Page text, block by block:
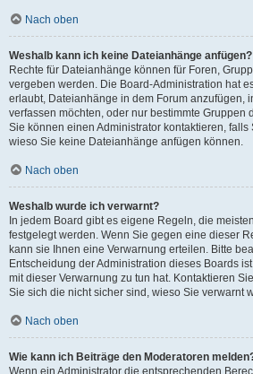
Nach oben
Weshalb kann ich keine Dateianhänge anfügen?
Rechte für Dateianhänge können für Foren,
vergeben werden. Die Board-Administration hat
erlaubt, Dateianhänge in dem Forum anzufügen,
verfassen möchten, oder nur bestimmte Gruppen
Sie können einen Administrator kontaktieren,
wieso Sie keine Dateianhänge anfügen können.
Nach oben
Weshalb wurde ich verwarnt?
In jedem Board gibt es eigene Regeln, die
festgelegt werden. Wenn Sie gegen eine dieser
kann sie Ihnen eine Verwarnung erteilen. Bitte
Entscheidung der Administration dieses Boards
mit dieser Verwarnung zu tun hat. Kontaktieren
Sie sich die nicht sicher sind, wieso Sie verwarnt
Nach oben
Wie kann ich Beiträge den Moderatoren
Wenn ein Administrator die entsprechenden